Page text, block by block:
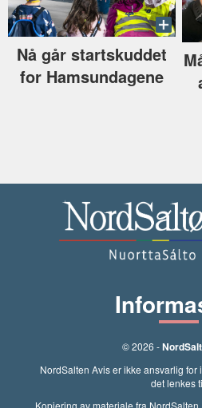
Nå går startskuddet
for Hamsundagene
© 2026 -
NordSalten Avis er ikke ansvarlig
det lenkes
Kopiering av materiale fra